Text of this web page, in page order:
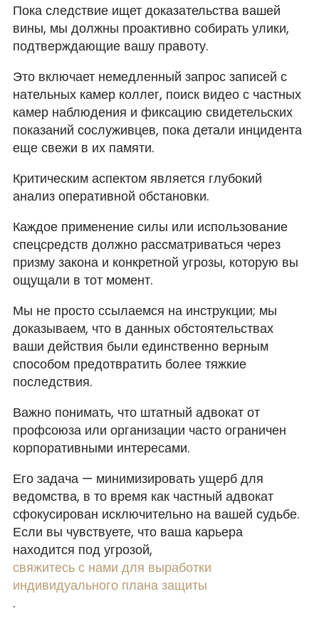
Пока следствие ищет доказательства вашей
вины, мы должны проактивно собирать улики,
подтверждающие вашу правоту.
Это включает немедленный запрос записей с
нательных камер коллег, поиск видео с частных
камер наблюдения и фиксацию свидетельских
показаний сослуживцев, пока детали инцидента
еще свежи в их памяти.
Критическим аспектом является глубокий
анализ оперативной обстановки.
Каждое применение силы или использование
спецсредств должно рассматриваться через
призму закона и конкретной угрозы, которую вы
ощущали в тот момент.
Мы не просто ссылаемся на инструкции; мы
доказываем, что в данных обстоятельствах
ваши действия были единственно верным
способом предотвратить более тяжкие
последствия.
Важно понимать, что штатный адвокат от
профсоюза или организации часто ограничен
корпоративными интересами.
Его задача — минимизировать ущерб для
ведомства, в то время как частный адвокат
сфокусирован исключительно на вашей судьбе.
Если вы чувствуете, что ваша карьера
находится под угрозой,
свяжитесь с нами для выработки
индивидуального плана защиты
.